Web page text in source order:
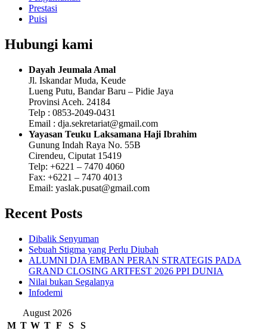
Prestasi
Puisi
Hubungi kami
Dayah Jeumala Amal
Jl. Iskandar Muda, Keude
Lueng Putu, Bandar Baru – Pidie Jaya
Provinsi Aceh. 24184
Telp : 0853-2049-0431
Email : dja.sekretariat@gmail.com
Yayasan Teuku Laksamana Haji Ibrahim
Gunung Indah Raya No. 55B
Cirendeu, Ciputat 15419
Telp: +6221 – 7470 4060
Fax: +6221 – 7470 4013
Email: yaslak.pusat@gmail.com
Recent Posts
Dibalik Senyuman
Sebuah Stigma yang Perlu Diubah
ALUMNI DJA EMBAN PERAN STRATEGIS PADA
GRAND CLOSING ARTFEST 2026 PPI DUNIA
Nilai bukan Segalanya
Infodemi
August 2026
M T W T F S
S